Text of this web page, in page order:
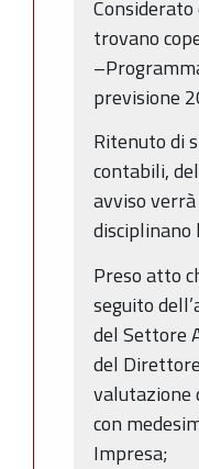
trovano
previsione
Ritenuto di
contabili,
avviso
disciplinano
Preso atto
seguito
del Settore
del
valutazione
con
Impresa;